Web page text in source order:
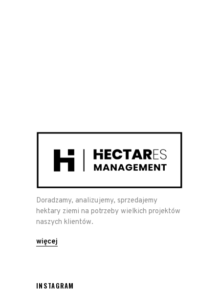
Doradzamy, analizujemy, sprzedajemy
hektary ziemi na potrzeby wielkich projektów
naszych klientów.
więcej
INSTAGRAM